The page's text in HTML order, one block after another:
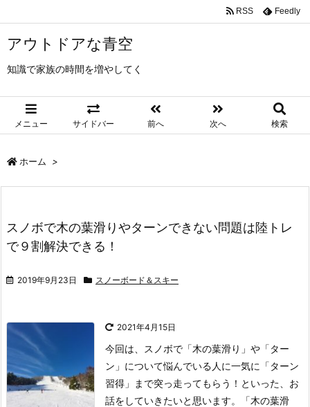
アウトドアな青空
知識で家族の時間を増やしてく
メニュー サイドバー 前へ 次へ 検索
RSS Feedly
ホーム >
スノボで木の葉滑りやターンできない問題は陸トレ
で９割解決できる！
2019年9月23日 スノーボード＆スキー
2021年4月15日
今回は、スノボで「木の葉滑り」や「ター
ン」について悩んでいる人に一気に「ターン
習得」まで突っ走ってもらう！といった、お
話をしていきたいと思います。
「木の葉滑